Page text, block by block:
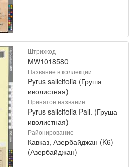
Штрихкод
MW1018580
Название в коллекции
Pyrus salicifolia (Груша
иволистная)
Принятое название
Pyrus salicifolia Pall. (Груша
иволистная)
Районирование
Кавказ, Азербайджан (K6)
(Азербайджан)